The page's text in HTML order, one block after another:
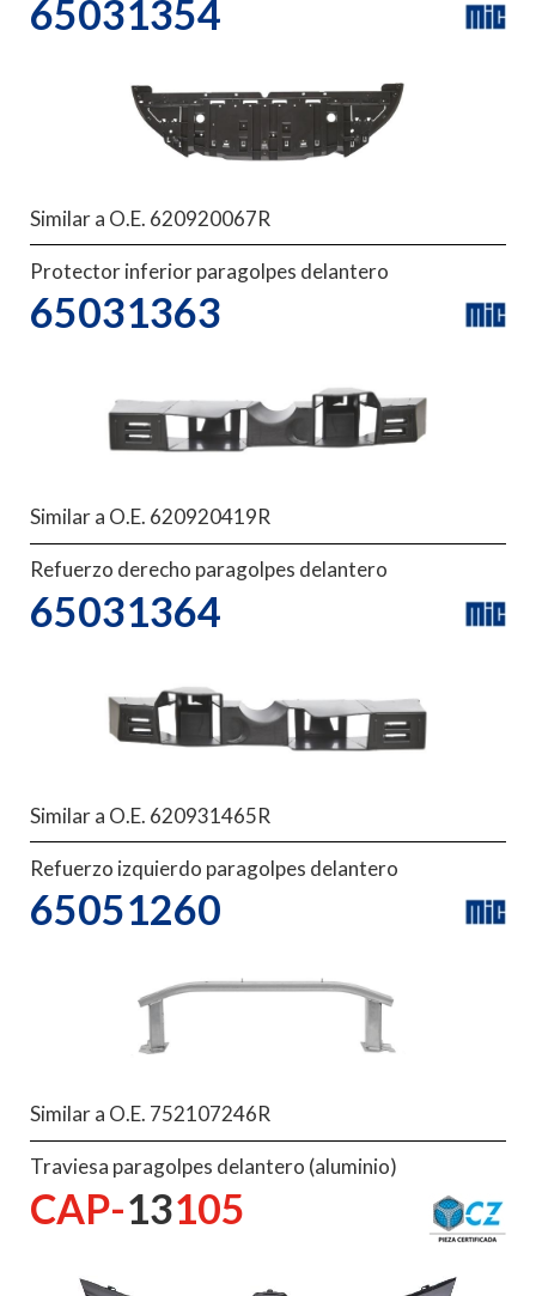
65031354
Similar a O.E. 620920067R
Protector inferior paragolpes delantero
65031363
Similar a O.E. 620920419R
Refuerzo derecho paragolpes delantero
65031364
Similar a O.E. 620931465R
Refuerzo izquierdo paragolpes delantero
65051260
Similar a O.E. 752107246R
Traviesa paragolpes delantero (aluminio)
CAP-13105